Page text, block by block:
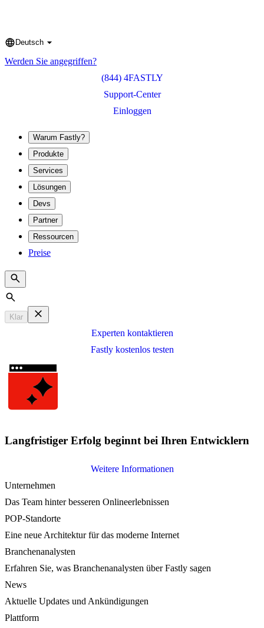
Language
Deutsch
Werden Sie angegriffen?
(844) 4FASTLY
Support-Center
Einloggen
Warum Fastly?
Produkte
Services
Lösungen
Devs
Partner
Ressourcen
Preise
Search
Klar
Experten kontaktieren
Fastly kostenlos testen
Langfristiger Erfolg beginnt bei Ihren Entwicklern
Weitere Informationen
Unternehmen
Das Team hinter besseren Onlineerlebnissen
POP-Standorte
Eine neue Architektur für das moderne Internet
Branchenanalysten
Erfahren Sie, was Branchenanalysten über Fastly sagen
News
Aktuelle Updates und Ankündigungen
Plattform